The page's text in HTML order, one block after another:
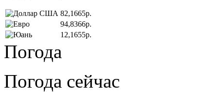
82,1665р.
94,8366р.
12,1655р.
Погода
Погода сейчас